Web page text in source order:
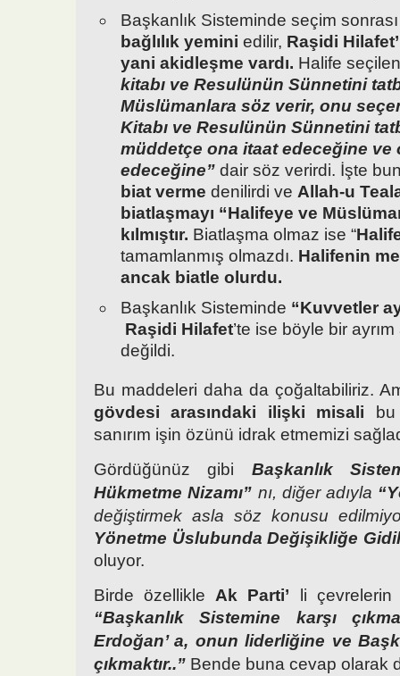
Başkanlık Sisteminde seçim
bağlılık yemini edilir, Raşidi Hilafet’
yani akidleşme vardı. Halife
kitabı ve Resulünün Sünnetini
Müslümanlara söz verir, onu
Kitabı ve Resulünün Sünnetini
müddetçe ona itaat edeceğine ve
edeceğine” dair söz verirdi. İşte
biat verme denilirdi ve Allah-u
biatlaşmayı “Halifeye ve
kılmıştır. Biatlaşma olmaz ise “
tamamlanmış olmazdı. Halifenin
ancak biatle olurdu.
Başkanlık Sisteminde “Kuvvetler
Raşidi Hilafet’te ise böyle bir
değildi.
Bu maddeleri daha da çoğaltabiliriz.
gövdesi arasındaki ilişki misali bu
sanırım işin özünü idrak etmemizi
Gördüğünüz gibi Başkanlık
Hükmetme Nizamı” nı, diğer adıyla
değiştirmek asla söz konusu
Yönetme Üslubunda Değişikliğe
oluyor.
Birde özellikle Ak Parti’ li çevrelerin
“Başkanlık Sistemine karşı
Erdoğan’ a, onun liderliğine ve
çıkmaktır..” Bende buna cevap olarak